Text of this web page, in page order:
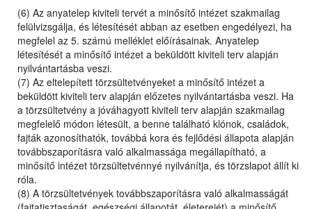
(6) Az anyatelep kiviteli tervét a minősítő intézet szakmailag
felülvizsgálja, és létesítését abban az esetben engedélyezi, ha
megfelel az 5. számú melléklet előírásainak. Anyatelep
létesítését a minősítő intézet a beküldött kiviteli terv alapján
nyilvántartásba veszi.
(7) Az eltelepített törzsültetvényeket a minősítő intézet a
beküldött kiviteli terv alapján előzetes nyilvántartásba veszi. Ha
a törzsültetvény a jóváhagyott kiviteli terv alapján szakmailag
megfelelő módon létesült, a benne található klónok, családok,
fajták azonosíthatók, továbbá kora és fejlődési állapota alapján
továbbszaporításra való alkalmassága megállapítható, a
minősítő intézet törzsültetvénnyé nyilvánítja, és törzslapot állít ki
róla.
(8) A törzsültetvények továbbszaporításra való alkalmasságát